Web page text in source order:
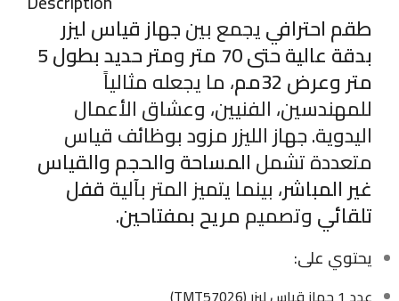
طقم احترافييجمع بينجهاز قياس ليزر
بدقة عالية حتى 70 متر و متر حديد بطول 5
متر وعرض 32مم ، ما يجعله مثالياً
للمهندسين، الفنيين، وعشاق الأعمال
اليدوية. جهاز الليزر مزود بوظائف قياس
متعددة تشملالمساحة والحجم والقياس
غير المباشر، بينما يتميز المتر بآليةقفل
تلقائيوتصميممريح بمفتاحين.
يحتوي على: